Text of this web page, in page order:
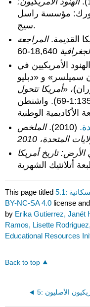
مؤسسة راسل
سيج.
المراجعة
بين الهنود الأمريكيين في
سميلسر» و «دبليو
«أمريكا تتحول
(1:135-69). واشنطن
(2010).
الملخص
المتحدة، 2010
تاريخ أمريكا
This page titled
BY-NC-SA 4.0 license
by Erika Gutierrez, Janét
Ramos, Lisette
Educational Resources
Back to top
الأصليون